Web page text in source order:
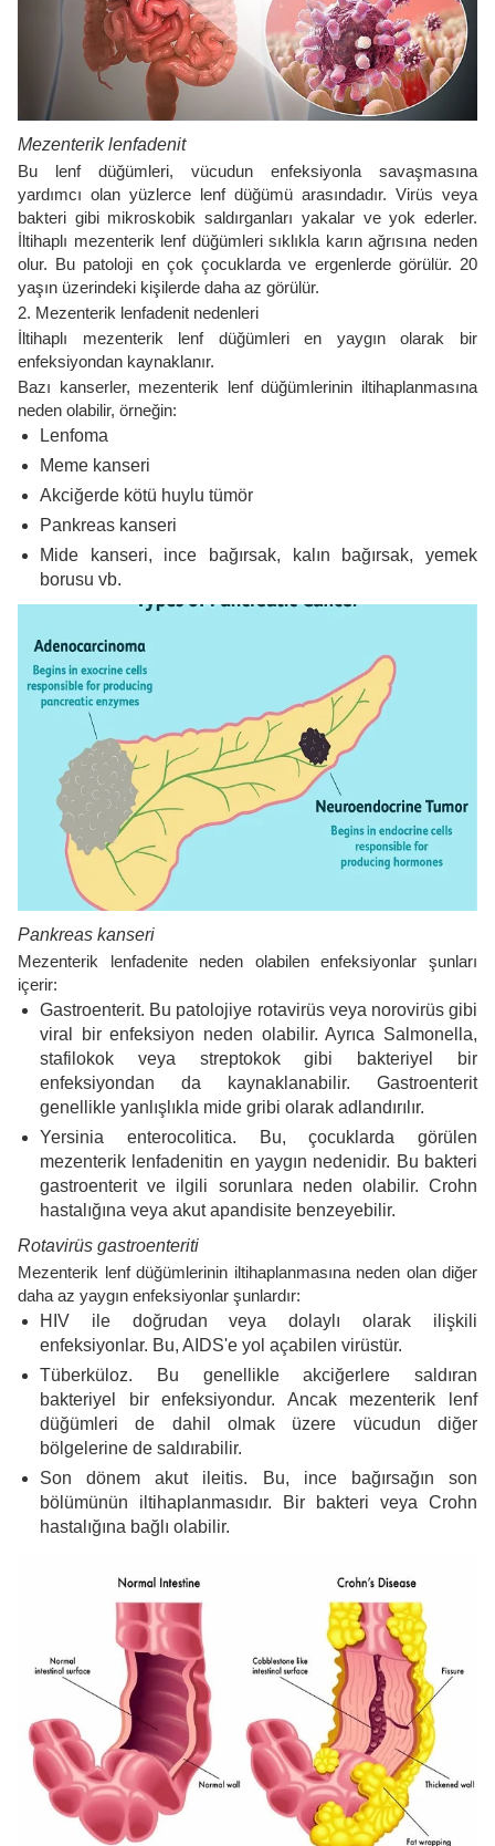
Mezenterik lenfadenit
Bu lenf düğümleri, vücudun enfeksiyonla savaşmasına
yardımcı olan yüzlerce lenf düğümü arasındadır. Virüs veya
bakteri gibi mikroskobik saldırganları yakalar ve yok ederler.
İltihaplı mezenterik lenf düğümleri sıklıkla karın ağrısına neden
olur. Bu patoloji en çok çocuklarda ve ergenlerde görülür. 20
yaşın üzerindeki kişilerde daha az görülür.
2. Mezenterik lenfadenit nedenleri
İltihaplı mezenterik lenf düğümleri en yaygın olarak bir
enfeksiyondan kaynaklanır.
Bazı kanserler, mezenterik lenf düğümlerinin iltihaplanmasına
neden olabilir, örneğin:
Lenfoma
Meme kanseri
Akciğerde kötü huylu tümör
Pankreas kanseri
Mide kanseri, ince bağırsak, kalın bağırsak, yemek
borusu vb.
Pankreas kanseri
Mezenterik lenfadenite neden olabilen enfeksiyonlar şunları
içerir:
Gastroenterit. Bu patolojiye rotavirüs veya norovirüs gibi
viral bir enfeksiyon neden olabilir. Ayrıca Salmonella,
stafilokok veya streptokok gibi bakteriyel bir
enfeksiyondan da kaynaklanabilir. Gastroenterit
genellikle yanlışlıkla mide gribi olarak adlandırılır.
Yersinia enterocolitica. Bu, çocuklarda görülen
mezenterik lenfadenitin en yaygın nedenidir. Bu bakteri
gastroenterit ve ilgili sorunlara neden olabilir. Crohn
hastalığına veya akut apandisite benzeyebilir.
Rotavirüs gastroenteriti
Mezenterik lenf düğümlerinin iltihaplanmasına neden olan diğer
daha az yaygın enfeksiyonlar şunlardır:
HIV ile doğrudan veya dolaylı olarak ilişkili
enfeksiyonlar. Bu, AIDS'e yol açabilen virüstür.
Tüberküloz. Bu genellikle akciğerlere saldıran
bakteriyel bir enfeksiyondur. Ancak mezenterik lenf
düğümleri de dahil olmak üzere vücudun diğer
bölgelerine de saldırabilir.
Son dönem akut ileitis. Bu, ince bağırsağın son
bölümünün iltihaplanmasıdır. Bir bakteri veya Crohn
hastalığına bağlı olabilir.